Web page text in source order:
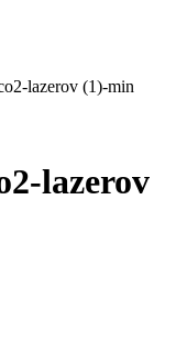
lazerov (1)-min
lazerov